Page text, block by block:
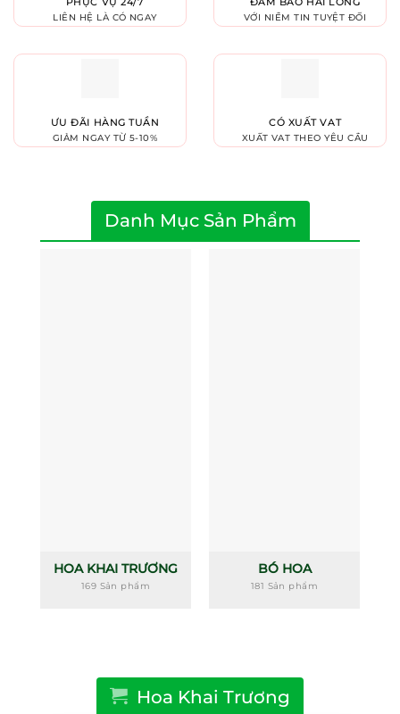
LIÊN HỆ LÀ CÓ NGAY VỚI NIỀM TIN TUYỆT ĐỐI
ƯU ĐÃI HÀNG TUẦN
GIẢM NGAY TỪ 5-10%
CÓ XUẤT VAT
XUẤT VAT THEO YÊU CẦU
Danh Mục Sản Phẩm
HOA KHAI TRƯƠNG
169 Sản phẩm
BÓ HOA
181 Sản phẩm
Hoa Khai Trương